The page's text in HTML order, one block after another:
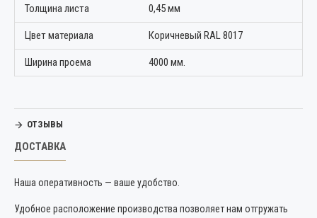
Толщина листа 0,45 мм
Цвет материала Коричневый RAL 8017
Ширина проема 4000 мм.
ОТЗЫВЫ
ДОСТАВКА
Наша оперативность — ваше удобство.
Удобное расположение производства позволяет нам отгружать